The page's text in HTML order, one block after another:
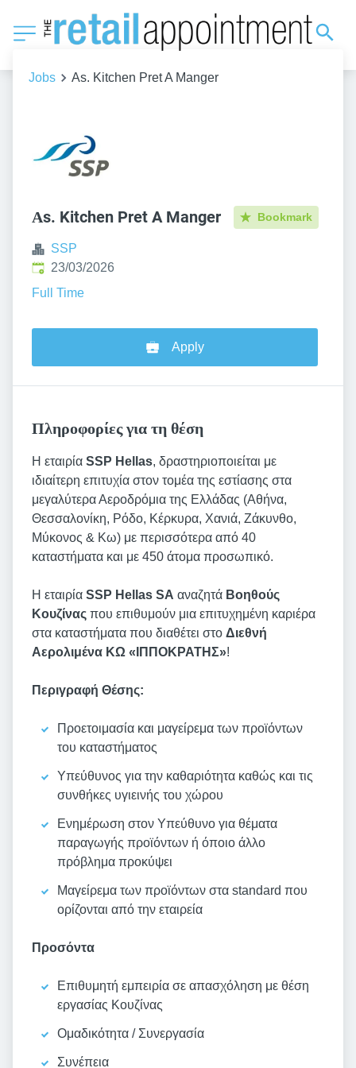
Jobs Αs. Kitchen Pret A Manger
Αs. Kitchen Pret A Manger Bookmark
SSP
Published:
23/03/2026
Full Time
Apply
Πληροφορίες για τη θέση
Η εταιρία SSP Hellas, δραστηριοποιείται με
ιδιαίτερη επιτυχία στον τομέα της εστίασης στα
μεγαλύτερα Αεροδρόμια της Ελλάδας (Αθήνα,
Θεσσαλονίκη, Ρόδο, Κέρκυρα, Χανιά, Ζάκυνθο,
Μύκονος & Κω) με περισσότερα από 40
καταστήματα και με 450 άτομα προσωπικό.
Η εταιρία SSP Hellas SA αναζητά Βοηθούς
Κουζίνας που επιθυμούν μια επιτυχημένη καριέρα
στα καταστήματα που διαθέτει στο Διεθνή
Αερολιμένα ΚΩ «ΙΠΠΟΚΡΑΤΗΣ»!
Περιγραφή Θέσης:
Προετοιμασία και μαγείρεμα των προϊόντων
του καταστήματος
Υπεύθυνος για την καθαριότητα καθώς και τις
συνθήκες υγιεινής του χώρου
Ενημέρωση στον Υπεύθυνο για θέματα
παραγωγής προϊόντων ή όποιο άλλο
πρόβλημα προκύψει
Μαγείρεμα των προϊόντων στα standard που
ορίζονται από την εταιρεία
Προσόντα
Επιθυμητή εμπειρία σε απασχόληση με θέση
εργασίας Κουζίνας
Ομαδικότητα / Συνεργασία
Συνέπεια